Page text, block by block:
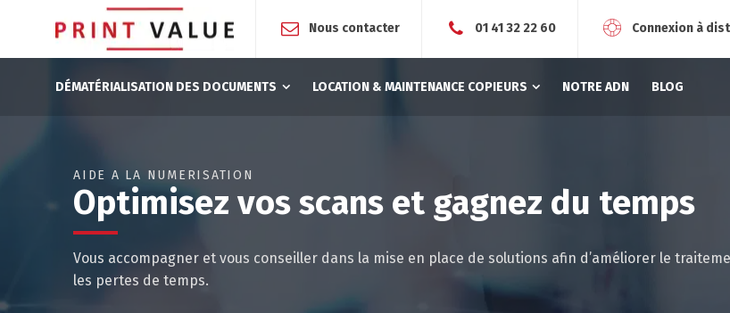
Nous contacter 01 41 32 22 60 Connexion à
DÉMATÉRIALISATION DES DOCUMENTS LOCATION & MAINTENANCE COPIEURS NOTRE ADN BLOG
AIDE À LA NUMÉRISATION
Optimisez vos scans et gagnez du temps
Vous accompagner et vous conseiller dans la mise en place de solutions afin d’améliorer le
les pertes de temps.